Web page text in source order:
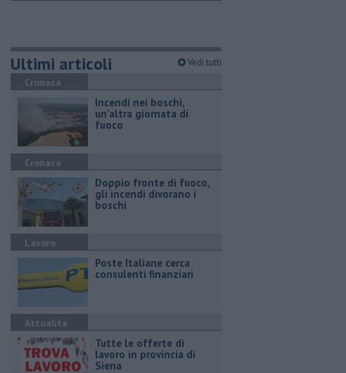
Ultimi articoli Vedi tutti
Cronaca
Incendi nei boschi,
un'altra giornata di
fuoco
Cronaca
Doppio fronte di fuoco,
gli incendi divorano i
boschi
Lavoro
Poste Italiane cerca
consulenti finanziari
Attualità
​Tutte le offerte di
lavoro in provincia di
Siena